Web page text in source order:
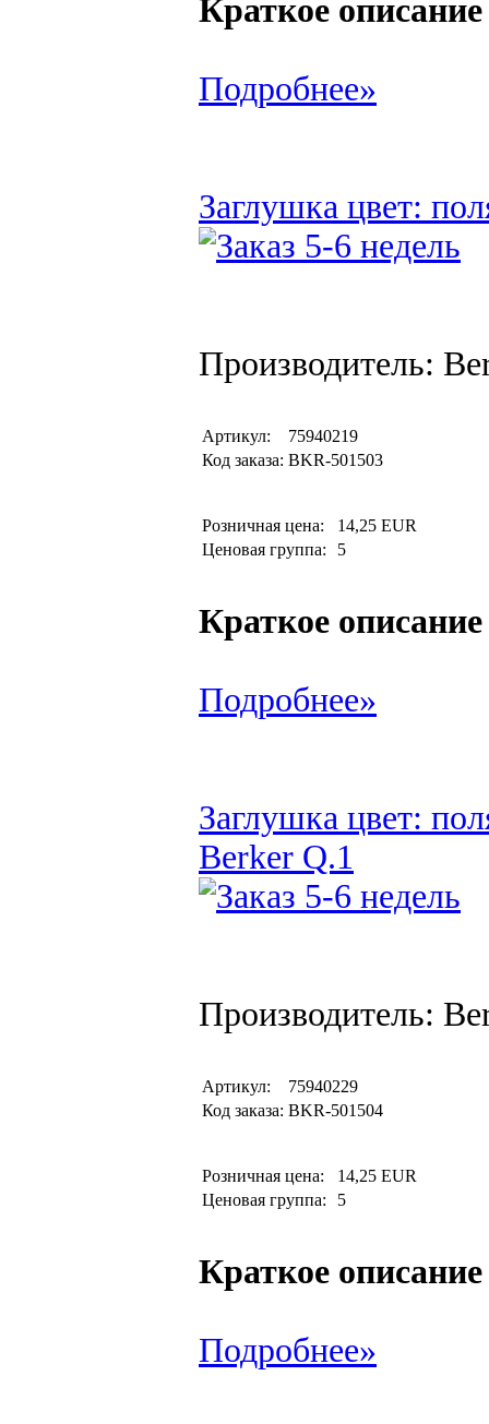
Краткое описание
Подробнее»
Заглушка цвет:
Производитель:
Артикул:
75940219
Код заказа: BKR-501503
Розничная цена:
14,25 EUR
Ценовая группа:
5
Краткое описание
Подробнее»
Заглушка цвет:
Berker Q.1
Производитель:
Артикул:
75940229
Код заказа: BKR-501504
Розничная цена:
14,25 EUR
Ценовая группа:
5
Краткое описание
Подробнее»